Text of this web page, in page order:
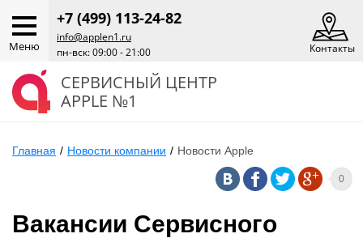
Меню
+7 (499) 113-24-82
info@applen1.ru
пн-вск: 09:00 - 21:00
Контакты
СЕРВИСНЫЙ ЦЕНТР
APPLE №1
Главная / Новости компании / Новости Apple
0
Вакансии Сервисного